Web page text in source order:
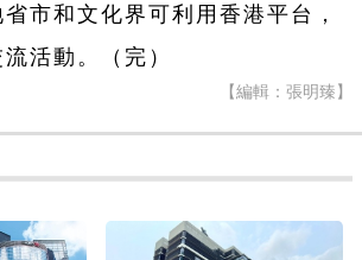
市和文化界可利用香港平台，
活動。（完）
【編輯：張明臻】